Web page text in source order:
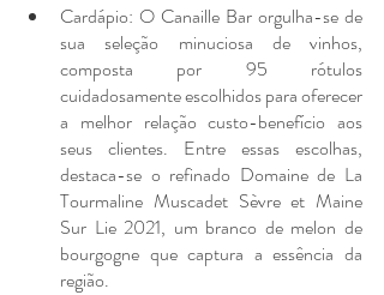
Cardápio: O Canaille Bar orgulha-se de
sua seleção minuciosa de vinhos,
composta por 95 rótulos
cuidadosamente escolhidos para oferecer
a melhor relação custo-benefício aos
seus clientes. Entre essas escolhas,
destaca-se o refinado Domaine de La
Tourmaline Muscadet Sèvre et Maine
Sur Lie 2021, um branco de melon de
bourgogne que captura a essência da
região.